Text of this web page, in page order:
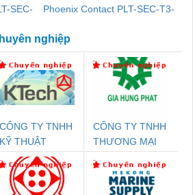
SEC-
Phoenix Contact PLT-SEC-T3-
nghiệp
CÔNG TY TNHH
KỸ THUẬT
KTECH VIỆT
NAM
CÔNG TY TNHH
THƯƠNG MẠI
THUẬT ĐIỆN CƠ
GIA HƯNG